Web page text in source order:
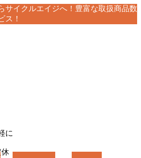
サイクルエイジへ！豊富な取扱商品数
ス！
に